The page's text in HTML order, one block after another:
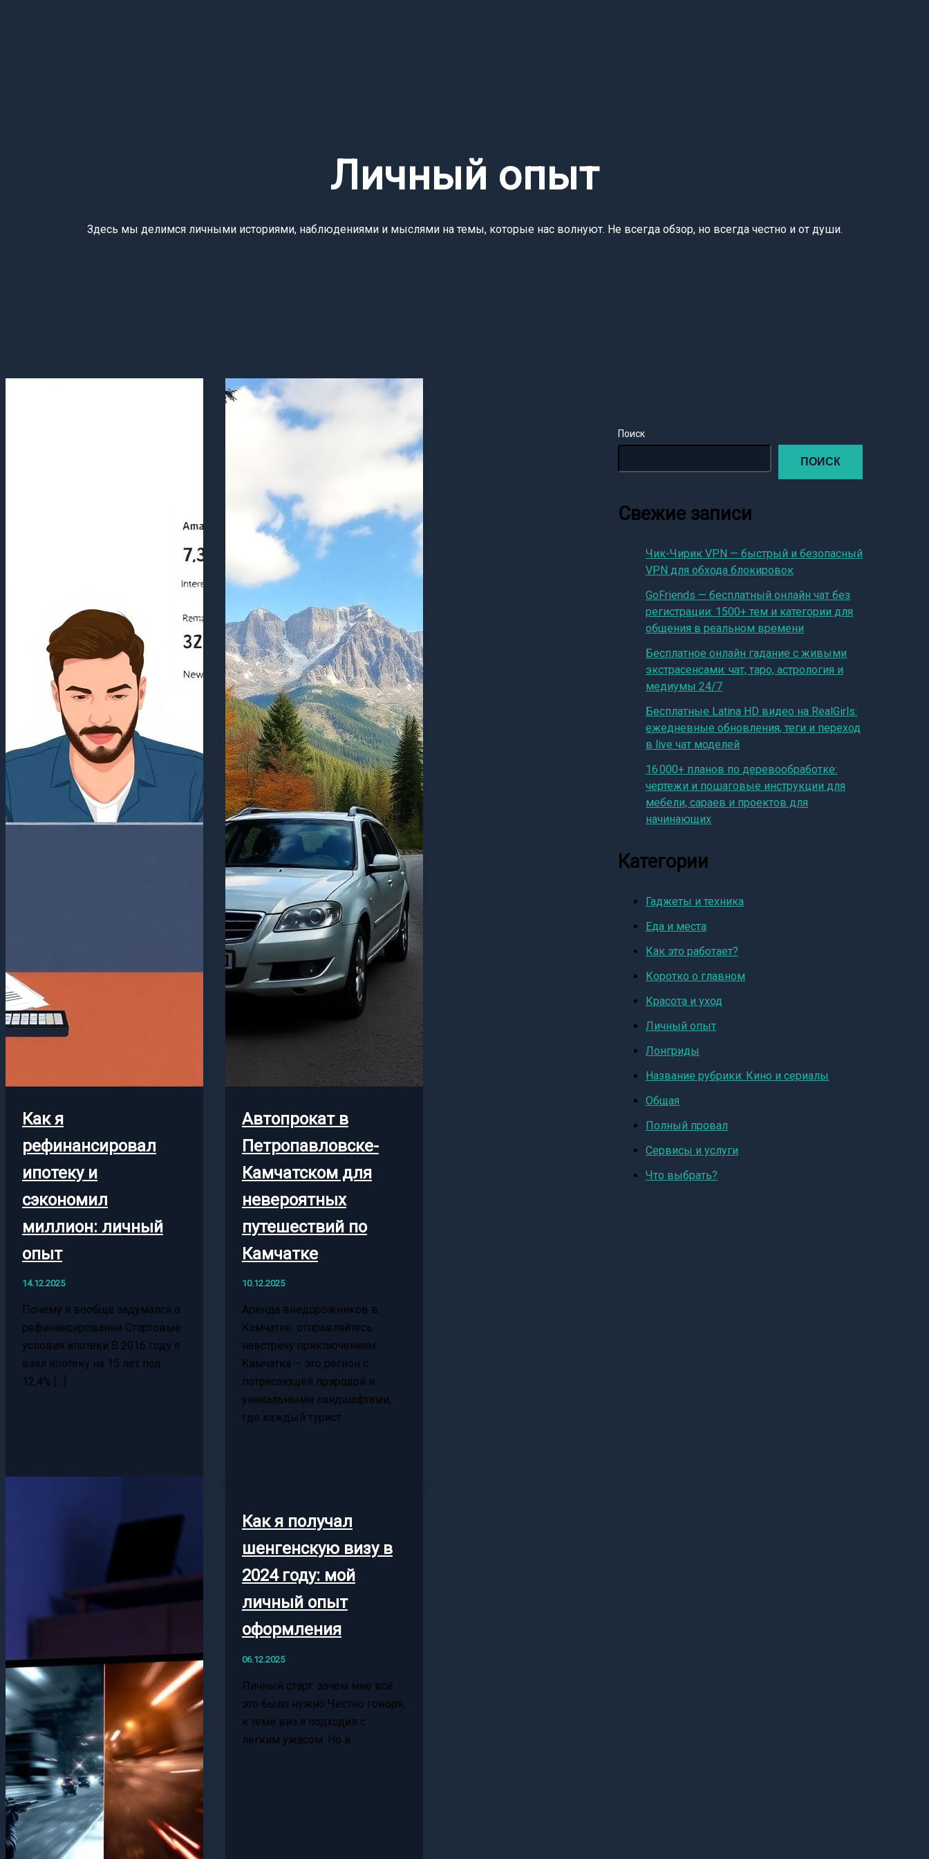
Личный опыт
Здесь мы делимся личными историями, наблюдениями и мыслями на темы, которые нас волнуют. Не всегда обзор, но всегда честно и от души.
Как я
рефинансировал
ипотеку и
сэкономил
миллион: личный
опыт
14.12.2025
Почему я вообще задумался о
рефинансировании Стартовые
условия ипотеки В 2016 году я
взял ипотеку на 15 лет под
12,4% […]
Автопрокат в
Петропавловске-
Камчатском для
невероятных
путешествий по
Камчатке
10.12.2025
Аренда внедорожников в
Камчатке: отправляйтесь
навстречу приключениям
Камчатка — это регион с
потрясающей природой и
уникальными ландшафтами,
где каждый турист
Как я получал
шенгенскую визу в
2024 году: мой
личный опыт
оформления
06.12.2025
Личный старт: зачем мне всё
это было нужно Честно говоря,
к теме виз я подходил с
лёгким ужасом. Но в
Поиск
ПОИСК
Свежие записи
Чик-Чирик VPN — быстрый и безопасный
VPN для обхода блокировок
GoFriends — бесплатный онлайн чат без
регистрации: 1500+ тем и категории для
общения в реальном времени
Бесплатное онлайн гадание с живыми
экстрасенсами: чат, таро, астрология и
медиумы 24/7
Бесплатные Latina HD видео на RealGirls:
ежедневные обновления, теги и переход
в live чат моделей
16 000+ планов по деревообработке:
чертежи и пошаговые инструкции для
мебели, сараев и проектов для
начинающих
Категории
Гаджеты и техника
Еда и места
Как это работает?
Коротко о главном
Красота и уход
Личный опыт
Лонгриды
Название рубрики: Кино и сериалы
Общая
Полный провал
Сервисы и услуги
Что выбрать?